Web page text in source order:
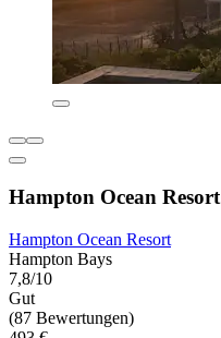
Hampton Ocean Resort
Hampton Ocean Resort
Hampton Bays
7,8/10
Gut
(87 Bewertungen)